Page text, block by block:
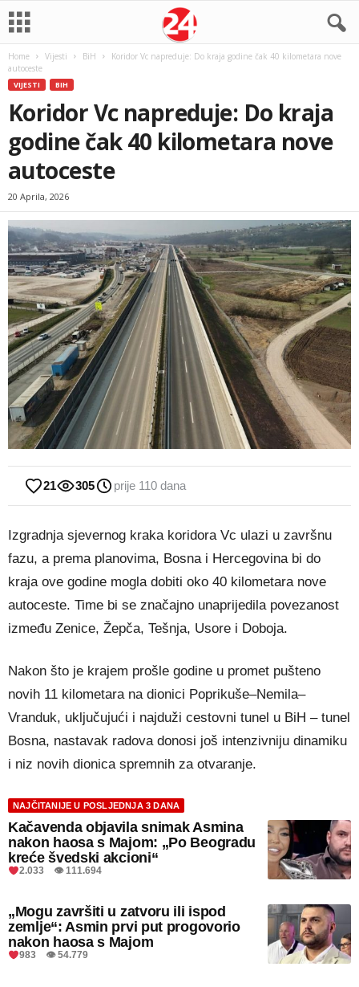
Home Vijesti BiH
Koridor Vc napreduje: Do kraja godine čak 40 kilometara nove
autoceste
VIJESTI BIH
Koridor Vc napreduje: Do kraja
godine čak 40 kilometara nove
autoceste
20 Aprila, 2026
21 305 prije 110 dana
Izgradnja sjevernog kraka koridora Vc ulazi u završnu
fazu, a prema planovima, Bosna i Hercegovina bi do
kraja ove godine mogla dobiti oko 40 kilometara nove
autoceste. Time bi se značajno unaprijedila povezanost
između Zenice, Žepča, Tešnja, Usore i Doboja.
Nakon što je krajem prošle godine u promet pušteno
novih 11 kilometara na dionici Poprikuše–Nemila–
Vranduk, uključujući i najduži cestovni tunel u BiH – tunel
Bosna, nastavak radova donosi još intenzivniju dinamiku
i niz novih dionica spremnih za otvaranje.
NAJČITANIJE U POSLJEDNJA 3 DANA
Kačavenda objavila snimak Asmina
nakon haosa s Majom: „Po Beogradu
kreće švedski akcioni“
2.033 👁 111.694
„Mogu završiti u zatvoru ili ispod
zemlje“: Asmin prvi put progovorio
nakon haosa s Majom
983 👁 54.779